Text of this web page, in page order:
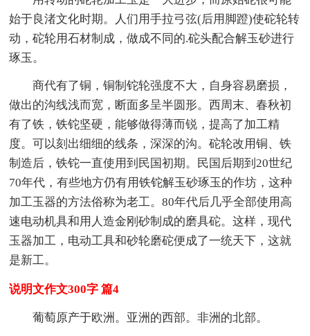
始于良渚文化时期。人们用手拉弓弦(后用脚蹬)使砣轮转
动，砣轮用石材制成，做成不同的.砣头配合解玉砂进行
琢玉。
商代有了铜，铜制铊轮强度不大，自身容易磨损，
做出的沟线浅而宽，断面多呈半圆形。西周末、春秋初
有了铁，铁铊坚硬，能够做得薄而锐，提高了加工精
度。可以刻出细细的线条，深深的沟。砣轮改用铜、铁
制造后，铁铊一直使用到民国初期。民国后期到20世纪
70年代，有些地方仍有用铁铊解玉砂琢玉的作坊，这种
加工玉器的方法俗称为老工。80年代后几乎全部使用高
速电动机具和用人造金刚砂制成的磨具砣。这样，现代
玉器加工，电动工具和砂轮磨砣便成了一统天下，这就
是新工。
说明文作文300字 篇4
葡萄原产于欧洲。亚洲的西部。非洲的北部。